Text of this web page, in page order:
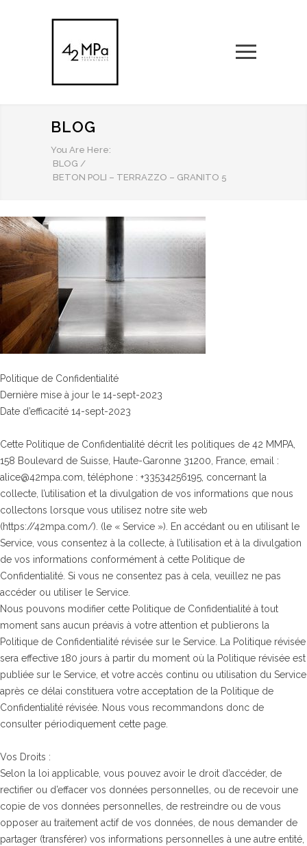
BLOG
You Are Here:
BLOG /
BETON POLI – TERRAZZO – GRANITO 5
Politique de Confidentialité
Dernière mise à jour le 14-sept-2023
Date d’efficacité 14-sept-2023
Cette Politique de Confidentialité décrit les politiques de 42 MMPA,
158 Boulevard de Suisse, Haute-Garonne 31200, France, email :
alice@42mpa.com, téléphone : +33534256195, concernant la
collecte, l’utilisation et la divulgation de vos informations que nous
collectons lorsque vous utilisez notre site web
(https://42mpa.com/). (le « Service »). En accédant ou en utilisant le
Service, vous consentez à la collecte, à l’utilisation et à la divulgation
de vos informations conformément à cette Politique de
Confidentialité. Si vous ne consentez pas à cela, veuillez ne pas
accéder ou utiliser le Service.
Nous pouvons modifier cette Politique de Confidentialité à tout
moment sans aucun préavis à votre attention et publierons la
Politique de Confidentialité révisée sur le Service. La Politique révisée
sera effective 180 jours à partir du moment où la Politique révisée est
publiée sur le Service, et votre accès continu ou utilisation du Service
après ce délai constituera votre acceptation de la Politique de
Confidentialité révisée. Nous vous recommandons donc de
consulter périodiquement cette page.
Vos Droits :
Selon la loi applicable, vous pouvez avoir le droit d’accéder, de
rectifier ou d’effacer vos données personnelles, ou de recevoir une
copie de vos données personnelles, de restreindre ou de vous
opposer au traitement actif de vos données, de nous demander de
partager (transférer) vos informations personnelles à une autre entité,